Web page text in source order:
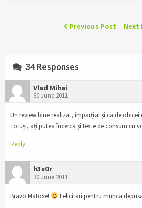
Previous Post Next
34 Responses
Vlad Mihai
30 June 2011
Un review bine realizat, imparțial și ca de obicei
Totuși, ați putea încerca și teste de consum cu
Reply
h3x0r
30 June 2011
Bravo Matose! Felicitari pentru munca